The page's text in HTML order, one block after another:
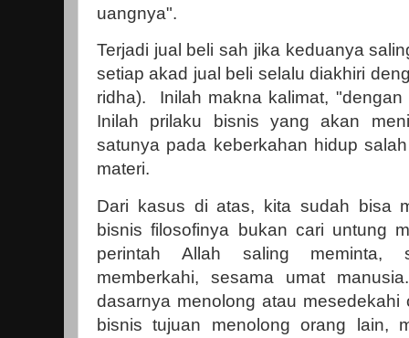
uangnya".
Terjadi jual beli sah jika keduanya
setiap akad jual beli selalu diakhiri
ridha). Inilah makna kalimat, "dengan
Inilah prilaku bisnis yang akan
satunya pada keberkahan hidup
materi.
Dari kasus di atas, kita sudah bisa
bisnis filosofinya bukan cari untung
perintah Allah saling meminta,
memberkahi, sesama umat
dasarnya menolong atau
bisnis tujuan menolong orang lain,